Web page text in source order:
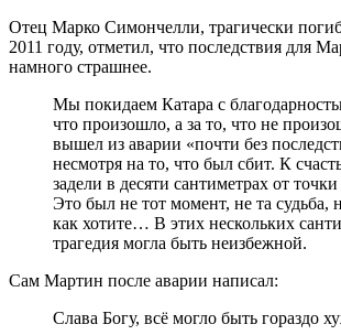
Отец Марко Симончелли, трагически
2011 году, отметил, что последствия для
намного страшнее.
Мы покидаем Катара с
что произошло, а за то, что не
вышел из аварии «почти без
несмотря на то, что был сбит. К
задели в десяти сантиметрах от точки
Это был не тот момент, не та судьба,
как хотите… В этих нескольких
трагедия могла быть неизбежной.
Сам Мартин после аварии написал:
Слава Богу, всё могло быть гораздо